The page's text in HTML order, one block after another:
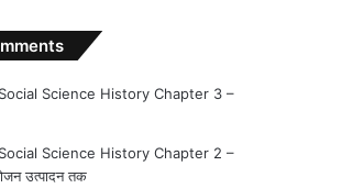
Science History Chapter 3 –
Science History Chapter 2 –
उत्पादन तक